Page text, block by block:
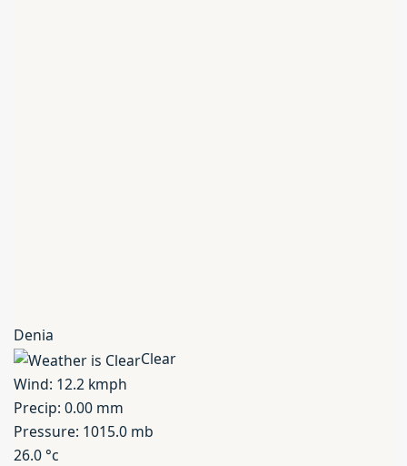
Denia
Clear
Wind: 12.2 kmph
Precip: 0.00 mm
Pressure: 1015.0 mb
26.0°c